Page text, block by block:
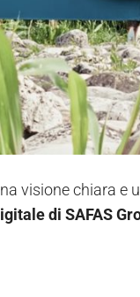
visione chiara e
di SAFAS